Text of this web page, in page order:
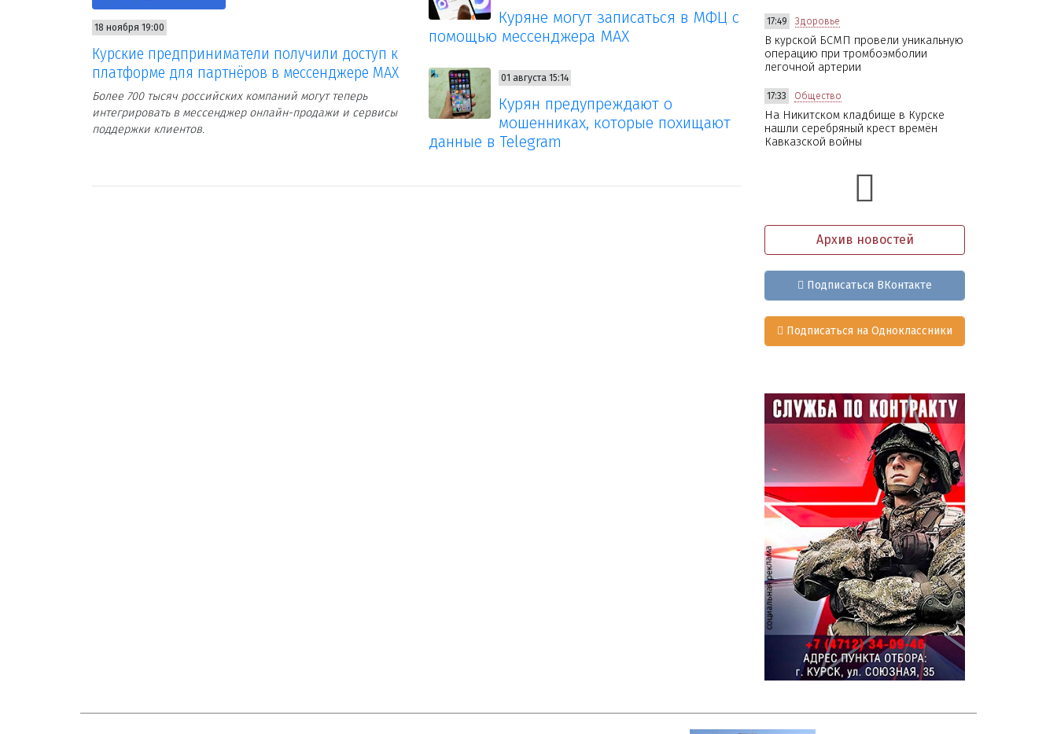
18 ноября 19:00
Курские предприниматели получили доступ к
платформе для партнёров в мессенджере МАХ
Более 700 тысяч российских компаний могут теперь
интегрировать в мессенджер онлайн-продажи и сервисы
поддержки клиентов.
Куряне могут записаться в МФЦ с
помощью мессенджера MAX
01 августа 15:14
Курян предупреждают о
мошенниках, которые похищают
данные в Telegram
17:49 Здоровье
В курской БСМП провели уникальную
операцию при тромбоэмболии
легочной артерии
17:33 Общество
На Никитском кладбище в Курске
нашли серебряный крест времён
Кавказской войны
Архив новостей
Подписаться ВКонтакте
Подписаться на Одноклассники